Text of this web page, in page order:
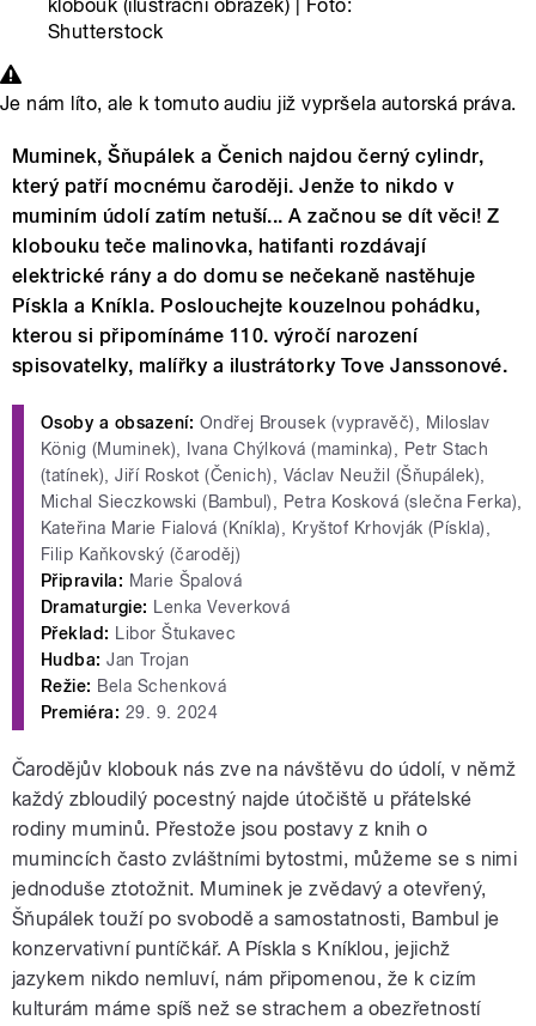
klobouk (ilustrační obrázek) | Foto:
Shutterstock
Je nám líto, ale k tomuto audiu již vypršela autorská práva.
Muminek, Šňupálek a Čenich najdou černý cylindr,
který patří mocnému čaroději. Jenže to nikdo v
muminím údolí zatím netuší... A začnou se dít věci! Z
klobouku teče malinovka, hatifanti rozdávají
elektrické rány a do domu se nečekaně nastěhuje
Pískla a Kníkla. Poslouchejte kouzelnou pohádku,
kterou si připomínáme 110. výročí narození
spisovatelky, malířky a ilustrátorky Tove Janssonové.
Osoby a obsazení: Ondřej Brousek (vypravěč), Miloslav
König (Muminek), Ivana Chýlková (maminka), Petr Stach
(tatínek), Jiří Roskot (Čenich), Václav Neužil (Šňupálek),
Michal Sieczkowski (Bambul), Petra Kosková (slečna Ferka),
Kateřina Marie Fialová (Kníkla), Kryštof Krhovják (Pískla),
Filip Kaňkovský (čaroděj)
Připravila: Marie Špalová
Dramaturgie: Lenka Veverková
Překlad: Libor Štukavec
Hudba: Jan Trojan
Režie: Bela Schenková
Premiéra: 29. 9. 2024
Čarodějův klobouk nás zve na návštěvu do údolí, v němž
každý zbloudilý pocestný najde útočiště u přátelské
rodiny muminů. Přestože jsou postavy z knih o
mumincích často zvláštními bytostmi, můžeme se s nimi
jednoduše ztotožnit. Muminek je zvědavý a otevřený,
Šňupálek touží po svobodě a samostatnosti, Bambul je
konzervativní puntíčkář. A Pískla s Kníklou, jejichž
jazykem nikdo nemluví, nám připomenou, že k cizím
kulturám máme spíš než se strachem a obezřetností